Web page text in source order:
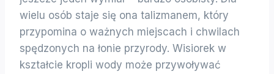
wielu osób staje się ona talizmanem, który
przypomina o ważnych miejscach i chwilach
spędzonych na łonie przyrody. Wisiorek w
kształcie kropli wody może przywoływać